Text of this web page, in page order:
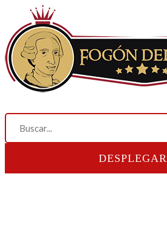
DESPLEGAR